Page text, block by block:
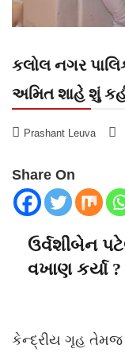
કલોલ નગર
અમિત શાહે શું
Prashant Leuva
Share On
ઉર્વશીબેન
વખાણ કર્યા ?
કેન્દ્રીય ગૃહ તેમજ